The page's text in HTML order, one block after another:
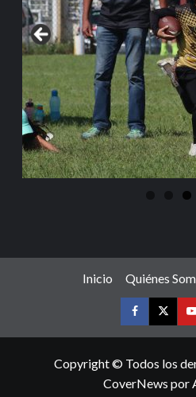
Inicio Quiénes
Copyright © Todos los
CoverNews por